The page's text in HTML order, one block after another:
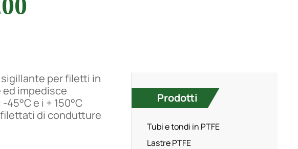
per filetti in
ed impedisce
e i + 150°C
filettati di condutture
Prodotti
Tubi e tondi in PTFE
Lastre PTFE